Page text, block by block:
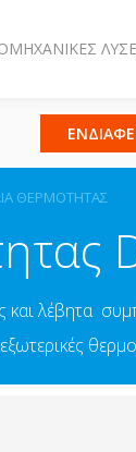
ΘΕΡΜΌΤΗΤΑΣ
λέβητα